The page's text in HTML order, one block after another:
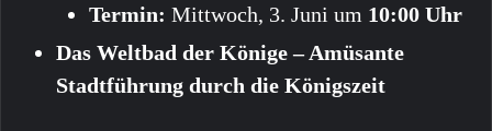
Termin: Mittwoch, 3. Juni um 10:00 Uhr
Das Weltbad der Könige – Amüsante
Stadtführung durch die Königszeit